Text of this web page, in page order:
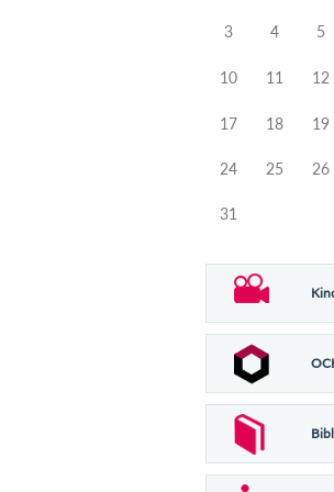
3 4 5
10 11 12
17 18 19
24 25 26
31